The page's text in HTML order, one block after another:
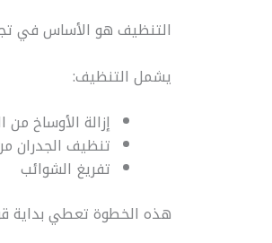
التنظيف هو الأساس في
يشمل التنظيف:
إزالة الأوساخ من
تنظيف الجدران
تفريغ الشوائب
هذه الخطوة تعطي بداية